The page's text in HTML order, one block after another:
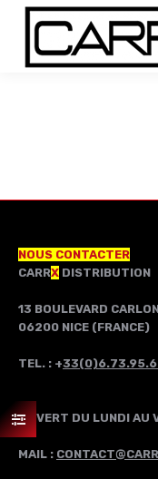
NOUS CONTACTER
CARRX DISTRIBUTION
13 BOULEVARD
06200 NICE (FRANCE)
TEL. : +
OUVERT DU LUNDI AU
MAIL :